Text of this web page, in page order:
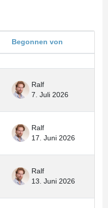
Begonnen von
Ralf
7. Juli 2026
Ralf
17. Juni 2026
Ralf
13. Juni 2026